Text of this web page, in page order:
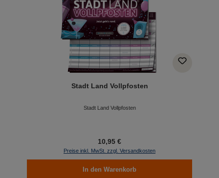
Stadt Land Vollpfosten
Stadt Land Vollpfosten
10,95 €
Preise inkl. MwSt. zzgl. Versandkosten
In den Warenkorb